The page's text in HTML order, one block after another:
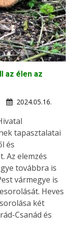
az élen az
2024.05.16.
tapasztalatai
és
Az elemzés
továbbra is
vármegye is
Heves
két
Csanád és